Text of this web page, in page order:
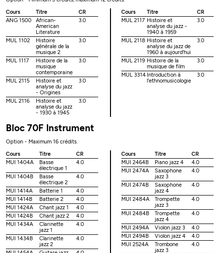
Cours
Titre
CR
ANG 1500
African-
American
Literature
3.0
MUL 1102
Histoire
générale de la
musique 2
3.0
MUL 1117
Histoire de la
musique
contemporaine
3.0
MUL 2115
Histoire et
analyse du jazz
- Origines
3.0
MUL 2116
Histoire et
analyse du jazz
- 1930 à 1945
3.0
Cours Titre
CR
MUL 2117 Histoire et
analyse du jazz -
1940 à 1959
3.0
MUL 2118 Histoire et
analyse du jazz de
1960 à aujourd'hui
3.0
MUL 2119 Histoire de la
musique de film
3.0
MUL 3314 Introduction à
l'ethnomusicologie
3.0
Bloc 70F Instrument
Option - Maximum 16 crédits.
Cours
Titre
CR
MUI 1404A
Basse
électrique 1
4.0
MUI 1404B
Basse
électrique 2
4.0
MUI 1414A Batterie 1
4.0
MUI 1414B
Batterie 2
4.0
MUI 1424A
Chant jazz 1
4.0
MUI 1424B
Chant jazz 2
4.0
MUI 1434A
Clarinette
jazz 1
4.0
MUI 1434B
Clarinette
jazz 2
4.0
Cours Titre
CR
MUI 2464B
Piano jazz 4
4.0
MUI 2474A
Saxophone
jazz 3
4.0
MUI 2474B
Saxophone
jazz 4
4.0
MUI 2484A
Trompette
jazz 3
4.0
MUI 2484B
Trompette
jazz 4
4.0
MUI 2494A Violon jazz 3
4.0
MUI 2494B
Violon jazz 4
4.0
MUI 2524A
Trombone
jazz 3
4.0